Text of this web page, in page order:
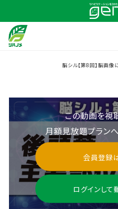
脳シル【第8回】脳画
この動画を視
月額見放題プラン
会員登録
ログインして